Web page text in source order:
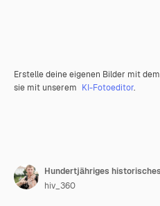
Erstelle deine eigenen Bilder mit dem
sie mit unserem KI-Fotoeditor.
hiv_360